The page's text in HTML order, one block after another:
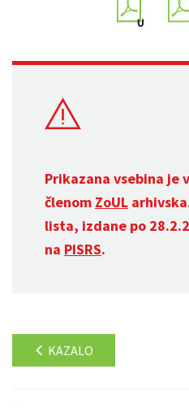
Prikazana vsebina je
členom ZoUL
lista, izdane po
na PISRS.
KAZALO